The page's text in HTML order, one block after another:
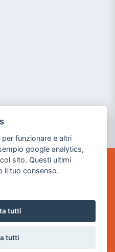
funzionare e altri
google analytics,
sito. Questi ultimi
il tuo consenso.
tutti
tutti